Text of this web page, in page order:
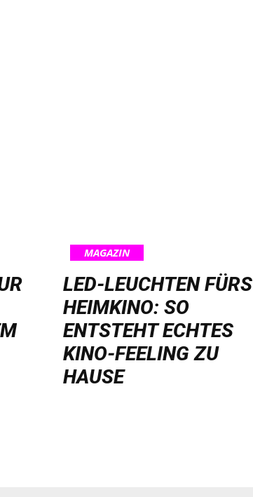
MAGAZIN
LED-LEUCHTEN FÜRS
HEIMKINO: SO
ENTSTEHT ECHTES
KINO-FEELING ZU
HAUSE